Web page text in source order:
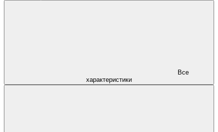
характеристики